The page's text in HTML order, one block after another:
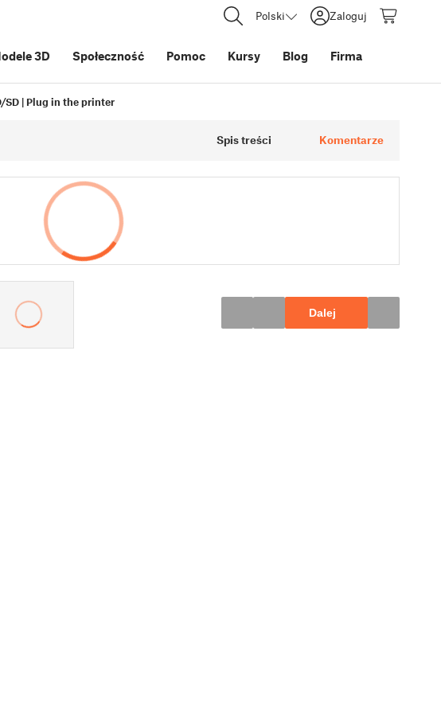
Polski Zaloguj
3D Społeczność Pomoc Kursy Blog Firma
SD | Plug in the printer
Spis treści Komentarze
Dalej